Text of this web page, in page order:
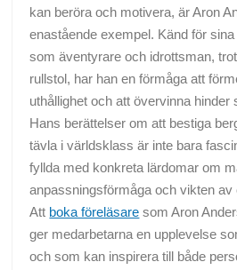
kan beröra och motivera, är Aron
enastående exempel. Känd för
som äventyrare och idrottsman,
rullstol, har han en förmåga att
uthållighet och att övervinna hinder
Hans berättelser om att bestiga
tävla i världsklass är inte bara
fyllda med konkreta lärdomar om
anpassningsförmåga och vikten av
Att boka föreläsare som Aron
ger medarbetarna en upplevelse
och som kan inspirera till både